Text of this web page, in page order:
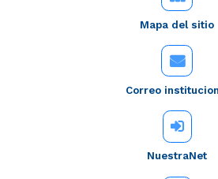
Mapa del sitio
Correo
NuestraNet